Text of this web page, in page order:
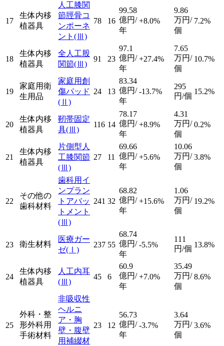
17
生体内移
植器具
人工膝関
節脛骨コ
ンポーネ
ント (Ⅲ)
78 16
99.58
億円/
年
+8.0%
9.86
万円/
個
7.2%
18
生体内移
植器具
全人工股
関節(Ⅲ)
91 23
97.1
億円/
年
+27.4%
7.65
万円/
個
10.7%
19
家庭用衛
生用品
家庭用創
傷パッド
(Ⅱ)
24 13
83.34
億円/
年
-13.7%
295
円/個
15.2%
20
生体内移
植器具
靭帯固定
具(Ⅲ)
116 14
78.17
億円/
年
+8.9%
4.31
万円/
個
0.2%
21
生体内移
植器具
片側型人
工膝関節
(Ⅲ)
27 11
69.66
億円/
年
+5.6%
10.06
万円/
個
3.8%
22
その他の
歯科材料
歯科用イ
ンプラン
トアバッ
トメント
(Ⅲ)
241 32
68.82
億円/
年
+15.6%
1.06
万円/
個
19.2%
23 衛生材料
医療ガー
ゼ(Ⅰ)
237 55
68.74
億円/
年
-5.5%
111
円/個 13.8%
24
生体内移
植器具
人工内耳
(Ⅲ)
45 6
60.9
億円/
年
+7.0%
35.49
万円/
個
8.6%
25
外科・整
形外科用
手術材料
非吸収性
ヘルニ
ア・胸
壁・腹壁
用補綴材
23 12
56.73
億円/
年
-3.7%
3.64
万円/
個
3.6%